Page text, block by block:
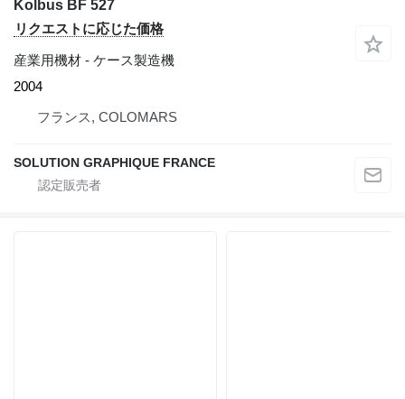
Kolbus BF 527
リクエストに応じた価格
産業用機材 - ケース製造機
2004
フランス, COLOMARS
SOLUTION GRAPHIQUE FRANCE